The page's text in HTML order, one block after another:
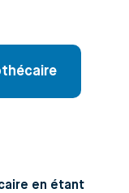
en étant